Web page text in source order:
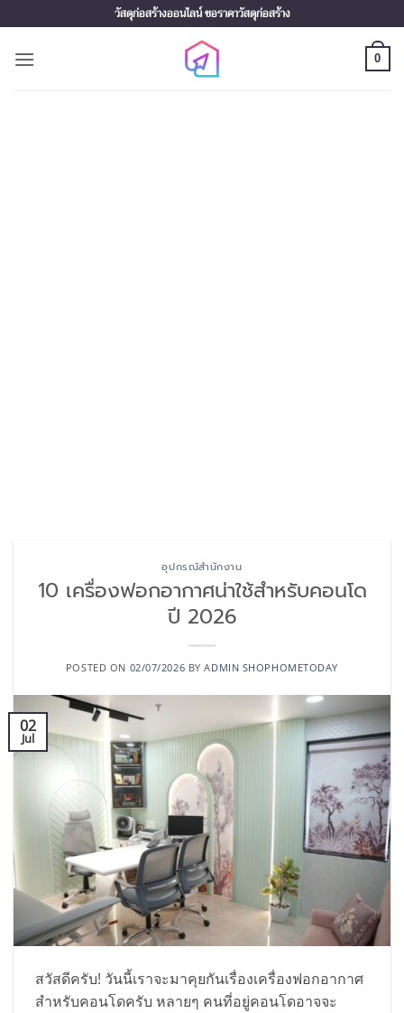
to
content
วัสดุก่อสร้างออนไลน์ ขอราคาวัสดุก่อสร้าง
0
อุปกรณ์สำนักงาน
10 เครื่องฟอกอากาศน่าใช้สำหรับคอนโด
ปี 2026
POSTED ON 02/07/2026 BYADMIN SHOPHOMETODAY
02
Jul
สวัสดีครับ! วันนี้เราจะมาคุยกันเรื่องเครื่องฟอกอากาศ
สำหรับคอนโดครับ หลายๆ คนที่อยู่คอนโดอาจจะ